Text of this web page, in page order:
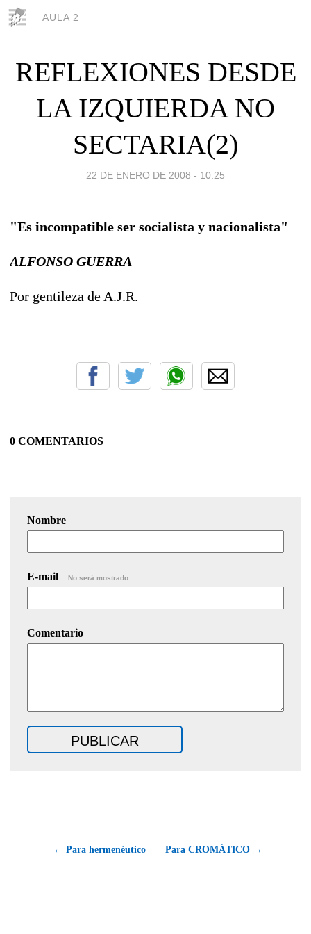
AULA 2
REFLEXIONES DESDE
LA IZQUIERDA NO
SECTARIA(2)
22 DE ENERO DE 2008 - 10:25
"Es incompatible ser socialista y nacionalista"
ALFONSO GUERRA
Por gentileza de A.J.R.
0 COMENTARIOS
Nombre
E-mail No será mostrado.
Comentario
← Para hermenéutico Para CROMÁTICO →